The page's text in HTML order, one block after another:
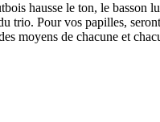
hausse le ton, le basson
trio. Pour vos papilles,
moyens de chacune et